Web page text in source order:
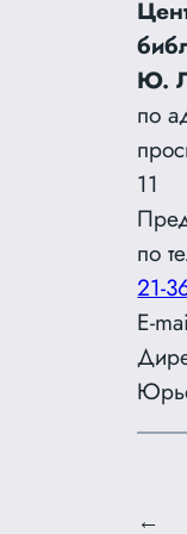
Ю.
по
11
по
21-
E-
←